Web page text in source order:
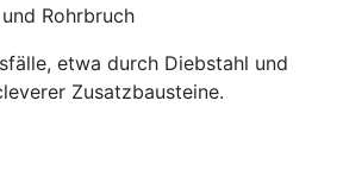
Rohrbruch
etwa durch Diebstahl und
Zusatzbausteine.